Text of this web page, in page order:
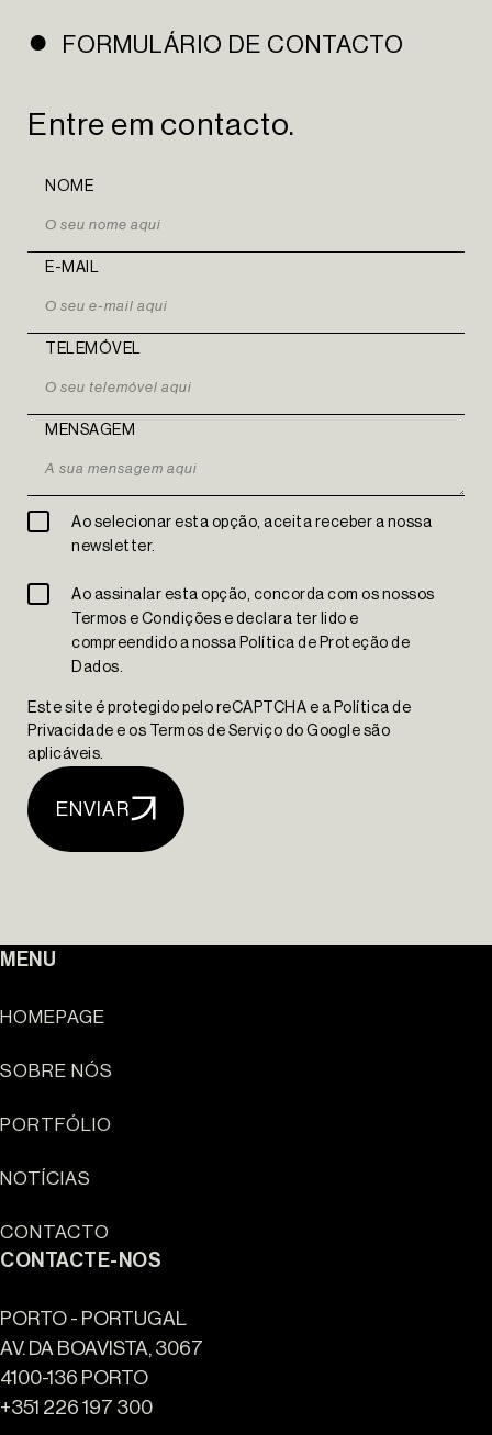
LINKEDIN
The Yard Tagus
Sun Cliffs Resort
FORMULÁRIO DE CONTACTO
Entre em contacto.
NOME
E-MAIL
TELEMÓVEL
MENSAGEM
Ao selecionar esta opção, aceita receber a nossa
newsletter.
Ao assinalar esta opção, concorda com os nossos
Termos e Condições e declara ter lido e
compreendido a nossa Política de Proteção de
Dados.
Este site é protegido pelo reCAPTCHA e a Política de
Privacidade e os Termos de Serviço do Google são
aplicáveis.
ENVIAR
MENU
HOMEPAGE
SOBRE NÓS
PORTFÓLIO
NOTÍCIAS
CONTACTO
CONTACTE-NOS
PORTO - PORTUGAL
AV. DA BOAVISTA, 3067
4100-136 PORTO
+351 226 197 300